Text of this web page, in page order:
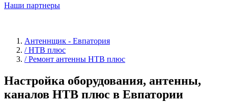
Наши партнеры
Антеннщик - Евпатория
/ НТВ плюс
/ Ремонт антенны НТВ плюс
Настройка оборудования, антенны,
каналов НТВ плюс в Евпатории